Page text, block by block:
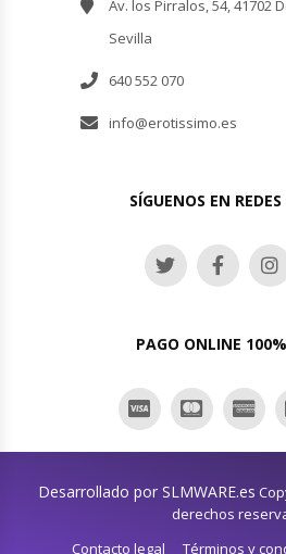
Av. los Pirralos, 54, 41702
Sevilla
640 552 070
info@erotissimo.es
SÍGUENOS EN
PAGO ONLINE
Desarrollado por SLMWARE.es
derechos
Contacto legal
Términos y